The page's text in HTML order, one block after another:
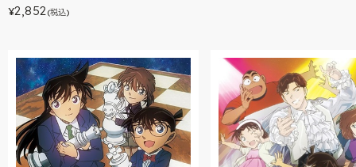
¥2,852(税込)